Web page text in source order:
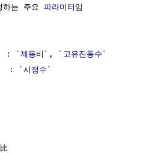
는 주요 파라미터 임
: ` 제동비`, ` 고유진동수 `
: ` 시정수 `